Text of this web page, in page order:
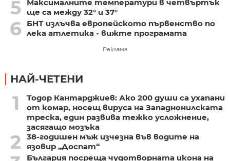
5
Максималните температури в четвъртък
ще са между 32° и 37°
6
БНТ излъчва европейското първенство по
лека атлетика - вижте програмата
Реклама
НАЙ-ЧЕТЕНИ
1
Тодор Кантарджиев: Ако 200 души са ухапани
от комар, носещ вируса на Западнонилската
треска, един развива тежко усложнение,
засягащо мозъка
2
38-годишен мъж изчезна във водите на
язовир „Доспат“
България посреща чудотворната икона на